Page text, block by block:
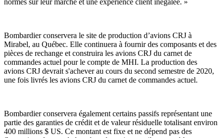
Bombardier conservera le site de production d’avions CRJ à
Mirabel, au Québec. Elle continuera à fournir des composants et des
pièces de rechange et construira les avions CRJ du carnet de
commandes actuel pour le compte de MHI. La production des
avions CRJ devrait s'achever au cours du second semestre de 2020,
une fois livrés les avions CRJ du carnet de commandes actuel.
Bombardier conservera également certains passifs représentant une
partie des garanties de crédit et de valeur résiduelle totalisant environ
400 millions $ US. Ce montant est fixe et ne dépend pas des